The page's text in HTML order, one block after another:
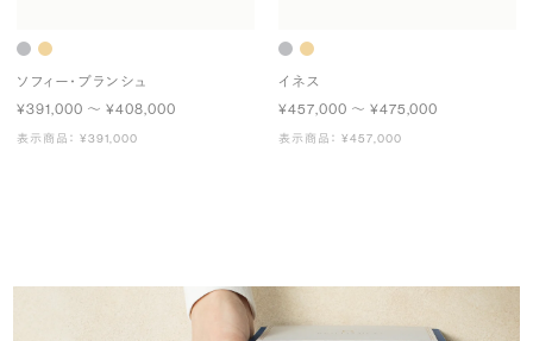
ソフィー・ブランシュ
¥391,000 〜 ¥408,000
表示商品： ¥391,000
イネス
¥457,000 〜 ¥475,000
表示商品： ¥457,000